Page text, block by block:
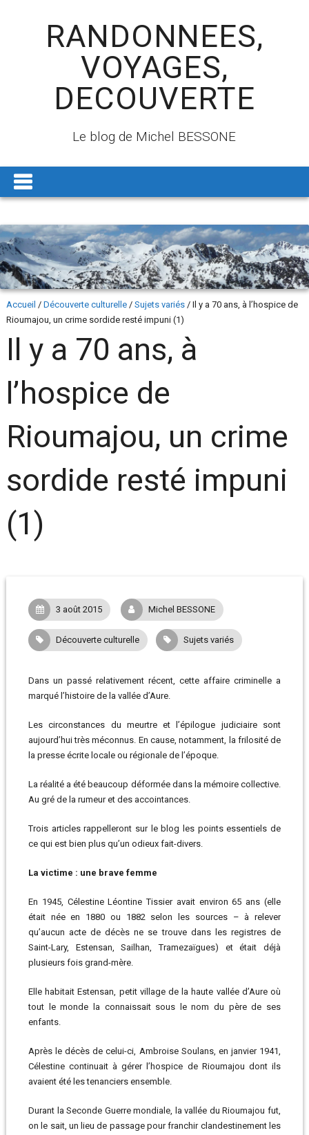
RANDONNEES,
VOYAGES,
DECOUVERTE
Le blog de Michel BESSONE
Accueil / Découverte culturelle/ Sujets variés/ Il y a 70 ans, à l’hospice de
Rioumajou, un crime sordide resté impuni (1)
Il y a 70 ans, à
l’hospice de
Rioumajou, un crime
sordide resté impuni
(1)
3 août 2015 Michel BESSONE
Découverte culturelle Sujets variés
Dans un passé relativement récent, cette affaire criminelle a
marqué l’histoire de la vallée d’Aure.
Les circonstances du meurtre et l’épilogue judiciaire sont
aujourd’hui très méconnus. En cause, notamment, la frilosité de
la presse écrite locale ou régionale de l’époque.
La réalité a été beaucoup déformée dans la mémoire collective.
Au gré de la rumeur et des accointances.
Trois articles rappelleront sur le blog les points essentiels de
ce qui est bien plus qu’un odieux fait-divers.
La victime : une brave femme
En 1945, Célestine Léontine Tissier avait environ 65 ans (elle
était née en 1880 ou 1882 selon les sources – à relever
qu’aucun acte de décès ne se trouve dans les registres de
Saint-Lary, Estensan, Sailhan, Tramezaïgues) et était déjà
plusieurs fois grand-mère.
Elle habitait Estensan, petit village de la haute vallée d’Aure où
tout le monde la connaissait sous le nom du père de ses
enfants.
Après le décès de celui-ci, Ambroise Soulans, en janvier 1941,
Célestine continuait à gérer l’hospice de Rioumajou dont ils
avaient été les tenanciers ensemble.
Durant la Seconde Guerre mondiale, la vallée du Rioumajou fut,
on le sait, un lieu de passage pour franchir clandestinement les